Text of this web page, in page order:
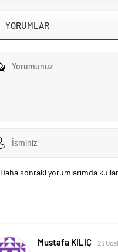
YORUMLAR
Daha sonraki yorumlarımda
Mustafa KILIÇ 23